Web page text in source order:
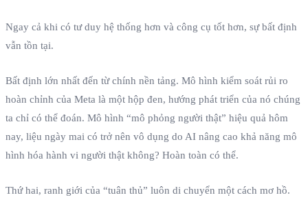
Ngay cả khi có tư duy hệ thống hơn và công cụ tốt hơn, sự bất định
vẫn tồn tại.
Bất định lớn nhất đến từ chính nền tảng. Mô hình kiểm soát rủi ro
hoàn chỉnh của Meta là một hộp đen, hướng phát triển của nó chúng
ta chỉ có thể đoán. Mô hình “mô phỏng người thật” hiệu quả hôm
nay, liệu ngày mai có trở nên vô dụng do AI nâng cao khả năng mô
hình hóa hành vi người thật không? Hoàn toàn có thể.
Thứ hai, ranh giới của “tuân thủ” luôn di chuyển một cách mơ hồ.